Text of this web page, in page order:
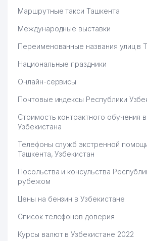
Маршрутные такси Ташкента
Международные выставки
Переименованные названия улиц в
Национальные праздники
Онлайн-сервисы
Почтовые индексы Республики
Стоимость контрактного обучения
Узбекистана
Телефоны служб экстренной
Ташкента, Узбекистан
Посольства и консульства
рубежом
Цены на бензин в Узбекистане
Список телефонов доверия
Курсы валют в Узбекистане 2022